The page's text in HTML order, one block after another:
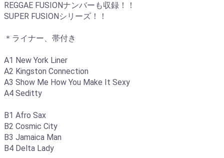
REGGAE FUSIONナンバーも収録！！
SUPER FUSIONシリーズ！！
＊ライナー、帯付き
A1 New York Liner
A2 Kingston Connection
A3 Show Me How You Make It Sexy
A4 Seditty
B1 Afro Sax
B2 Cosmic City
B3 Jamaica Man
B4 Delta Lady